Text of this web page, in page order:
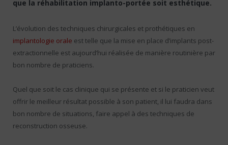
que la réhabilitation implanto-portée soit esthétique.
L’évolution des techniques chirurgicales et prothétiques en
implantologie orale est telle que la mise en place d’implants post-
extractionnelle est aujourd’hui réalisée de manière routinière par
bon nombre de praticiens.
Quel que soit le cas clinique qui se présente et si le praticien veut
offrir le meilleur résultat possible à son patient, il lui faudra dans
bon nombre de situations, faire appel à des techniques de
reconstruction osseuse.